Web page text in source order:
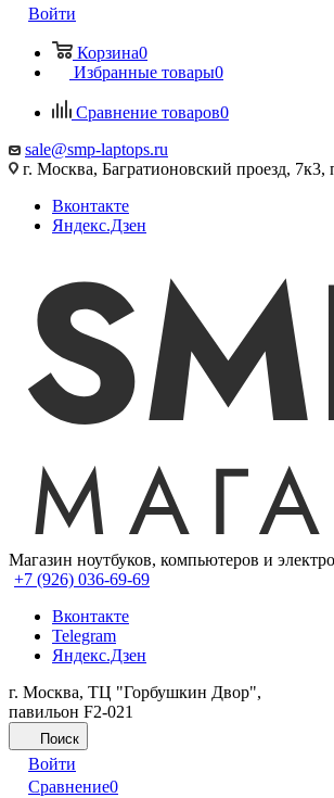
Войти
Корзина0
Избранные товары0
Сравнение товаров0
sale@smp-laptops.ru
г. Москва, Багратионовский проезд, 7к3,
Вконтакте
Яндекс.Дзен
Магазин ноутбуков, компьютеров и
+7 (926) 036-69-69
Вконтакте
Telegram
Яндекс.Дзен
г. Москва, ТЦ "Горбушкин Двор",
павильон F2-021
Поиск
Войти
Сравнение0